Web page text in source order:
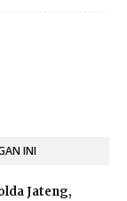
INI
Jateng,